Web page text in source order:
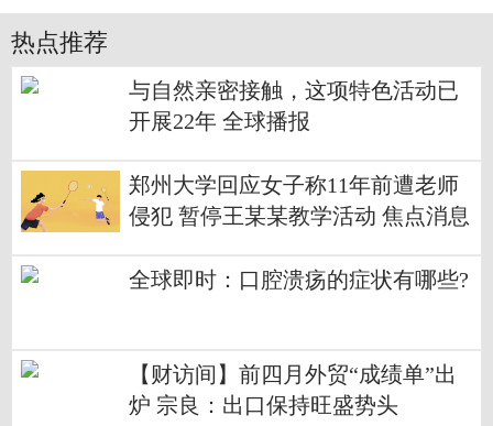
热点推荐
与自然亲密接触，这项特色活动已
开展22年 全球播报
郑州大学回应女子称11年前遭老师
侵犯 暂停王某某教学活动 焦点消息
全球即时：口腔溃疡的症状有哪些?
【财访间】前四月外贸“成绩单”出
炉 宗良：出口保持旺盛势头